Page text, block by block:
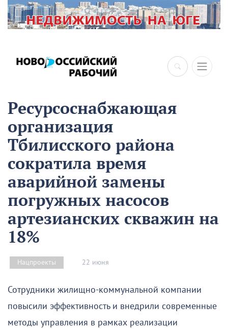
×
Ресурсоснабжающая
организация
Тбилисского района
сократила время
аварийной замены
погружных насосов
артезианских скважин на
18%
Нацпроекты 22 июня
Сотрудники жилищно-коммунальной компании
повысили эффективность и внедрили современные
методы управления в рамках реализации